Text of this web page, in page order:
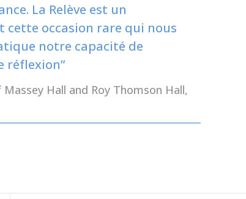
La Relève est un
occasion rare qui nous
notre capacité de
réflexion”
Hall and Roy Thomson Hall,